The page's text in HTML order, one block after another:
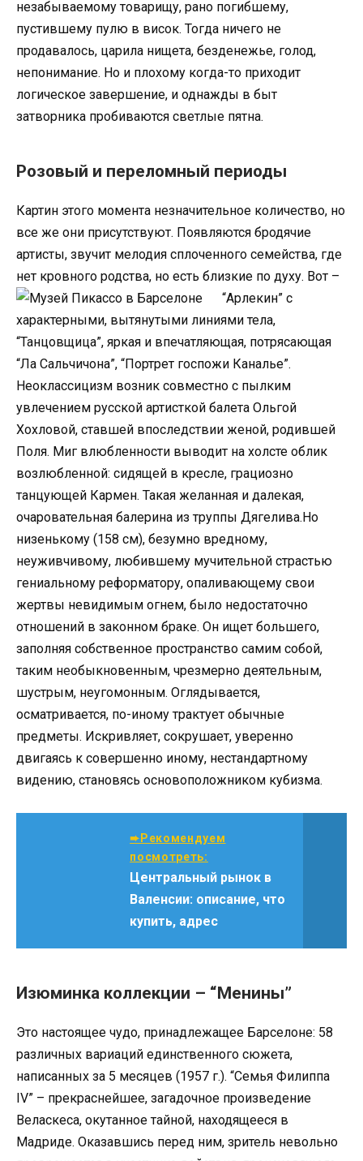
незабываемому товарищу, рано погибшему,
пустившему пулю в висок. Тогда ничего не
продавалось, царила нищета, безденежье, голод,
непонимание. Но и плохому когда-то приходит
логическое завершение, и однажды в быт
затворника пробиваются светлые пятна.
Розовый и переломный периоды
Картин этого момента незначительное количество, но
все же они присутствуют. Появляются бродячие
артисты, звучит мелодия сплоченного семейства, где
нет кровного родства, но есть близкие по духу. Вот –
“Арлекин” с
характерными, вытянутыми линиями тела,
“Танцовщица”, яркая и впечатляющая, потрясающая
“Ла Сальчичона”, “Портрет госпожи Каналье”.
Неоклассицизм возник совместно с пылким
увлечением русской артисткой балета Ольгой
Хохловой, ставшей впоследствии женой, родившей
Поля. Миг влюбленности выводит на холсте облик
возлюбленной: сидящей в кресле, грациозно
танцующей Кармен. Такая желанная и далекая,
очаровательная балерина из труппы Дягелива.Но
низенькому (158 см), безумно вредному,
неуживчивому, любившему мучительной страстью
гениальному реформатору, опаливающему свои
жертвы невидимым огнем, было недостаточно
отношений в законном браке. Он ищет большего,
заполняя собственное пространство самим собой,
таким необыкновенным, чрезмерно деятельным,
шустрым, неугомонным. Оглядывается,
осматривается, по-иному трактует обычные
предметы. Искривляет, сокрушает, уверенно
двигаясь к совершенно иному, нестандартному
видению, становясь основоположником кубизма.
➨Рекомендуем
посмотреть:
Центральный рынок в
Валенсии: описание, что
купить, адрес
Изюминка коллекции – “Менины”
Это настоящее чудо, принадлежащее Барселоне: 58
различных вариаций единственного сюжета,
написанных за 5 месяцев (1957 г.). “Семья Филиппа
IV” – прекраснейшее, загадочное произведение
Веласкеса, окутанное тайной, находящееся в
Мадриде. Оказавшись перед ним, зритель невольно